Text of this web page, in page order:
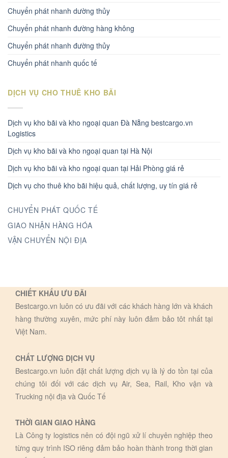
Chuyển phát nhanh dường thủy
Chuyển phát nhanh đường hàng không
Chuyển phát nhanh đường thủy
Chuyển phát nhanh quốc tế
DỊCH VỤ CHO THUÊ KHO BÃI
Dịch vụ kho bãi và kho ngoại quan Đà Nẵng bestcargo.vn
Logistics
Dịch vụ kho bãi và kho ngoại quan tại Hà Nội
Dịch vụ kho bãi và kho ngoại quan tại Hải Phòng giá rẻ
Dịch vụ cho thuê kho bãi hiệu quả, chất lượng, uy tín giá rẻ
CHUYỂN PHÁT QUỐC TẾ
GIAO NHẬN HÀNG HÓA
VẬN CHUYỂN NỘI ĐỊA
CHIẾT KHẤU ƯU ĐÃI
Bestcargo.vn luôn có ưu đãi với các khách hàng lớn và khách
hàng thường xuyên, mức phí này luôn đảm bảo tôt nhất tại
Việt Nam.
CHẤT LƯỢNG DỊCH VỤ
Bestcargo.vn luôn đặt chất lượng dịch vụ là lý do tồn tại của
chúng tôi đối với các dịch vụ Air, Sea, Rail, Kho vận và
Trucking nội địa và Quốc Tế
THỜI GIAN GIAO HÀNG
Là Công ty logistics nên có đội ngũ xử lí chuyên nghiệp theo
từng quy trình ISO riêng đảm bảo hoàn thành trong thời gian